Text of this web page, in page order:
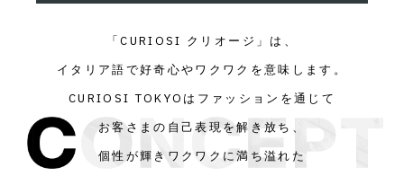
「CURIOSI クリオージ」は、
イタリア語で好奇心やワクワクを意味します。
CURIOSI TOKYOはファッションを通じて
お客さまの自己表現を解き放ち、
個性が輝きワクワクに満ち溢れた